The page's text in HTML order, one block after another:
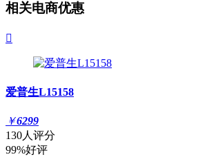
相关电商优惠

爱普生L15158
￥6299
130人评分
99%好评